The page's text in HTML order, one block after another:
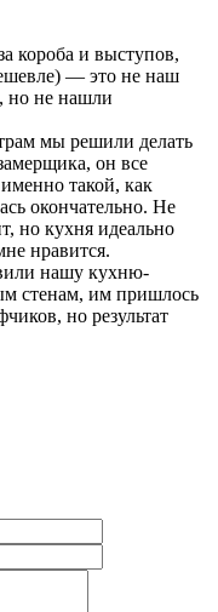
короба и выступов,
— это не наш
но не нашли
мы решили делать
он все
такой, как
окончательно. Не
но кухня идеально
нравится.
нашу кухню-
стенам, им пришлось
но результат